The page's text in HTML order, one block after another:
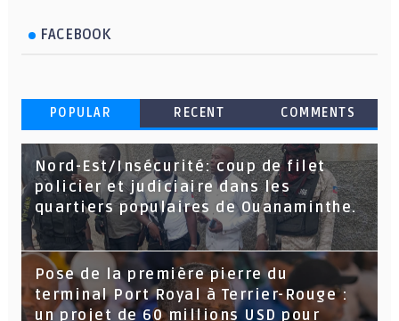
FACEBOOK
POPULAR RECENT COMMENTS
Nord-Est/Insécurité: coup de filet
policier et judiciaire dans les
quartiers populaires de Ouanaminthe.
Pose de la première pierre du
terminal Port Royal à Terrier-Rouge :
un projet de 60 millions USD pour